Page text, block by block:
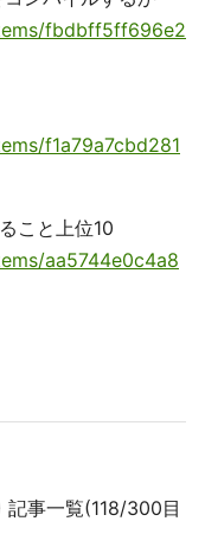
fbdbff5ff696e2
f1a79a7cbd281
こと上位10
aa5744e0c4a8
事一覧(118/300目